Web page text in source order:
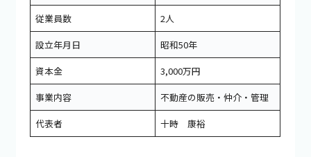
従業員数
2人
設立年月日
昭和50年
資本金
3,000万円
事業内容
不動産の販売・仲介・管理
代表者
十時 康裕